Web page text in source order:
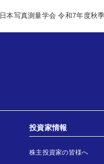
日本写真測量学会 令和7年度秋
投資家情報
株主投資家の皆様へ